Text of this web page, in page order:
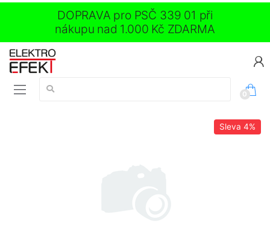
DOPRAVA pro PSČ 339 01 při
nákupu nad 1.000 Kč ZDARMA
Vyhledávání:
0
Sleva 4%